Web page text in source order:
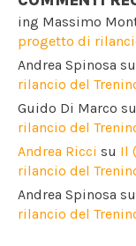
ing Massimo
progetto di
Andrea Spinosa su
rilancio del
Guido Di Marco su
rilancio del
Andrea Ricci su Il
rilancio del
Andrea Spinosa su
rilancio del